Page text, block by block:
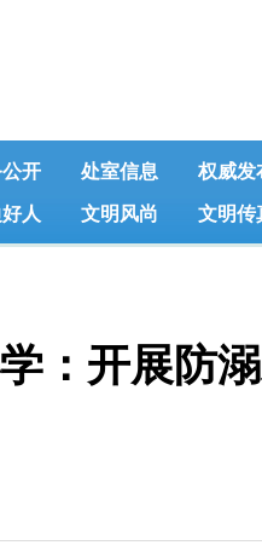
开 处室信息 权威发
人 文明风尚 文明传
：开展防